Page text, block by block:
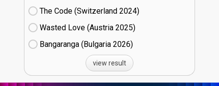
The Code (Switzerland
24)
Wasted Love (Austria
25)
Bangaranga (Bulgaria
26)
view result